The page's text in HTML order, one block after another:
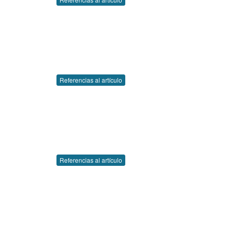
Referencias al artículo
Referencias al artículo